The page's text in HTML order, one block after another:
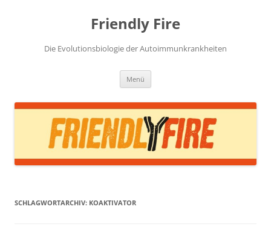
Friendly Fire
Die Evolutionsbiologie der Autoimmunkrankheiten
Menü
SCHLAGWORTARCHIV: KOAKTIVATOR